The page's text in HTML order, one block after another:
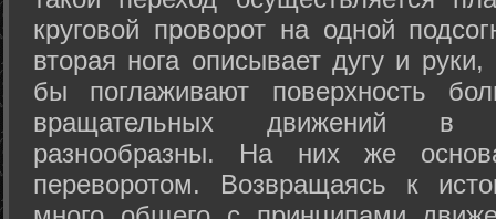
круговой проворот на одной
вторая нога описывает дугу и
бы поглаживают поверхность
вращательных движений в
разнообразны. На них же
переворотом. Возвращаясь к